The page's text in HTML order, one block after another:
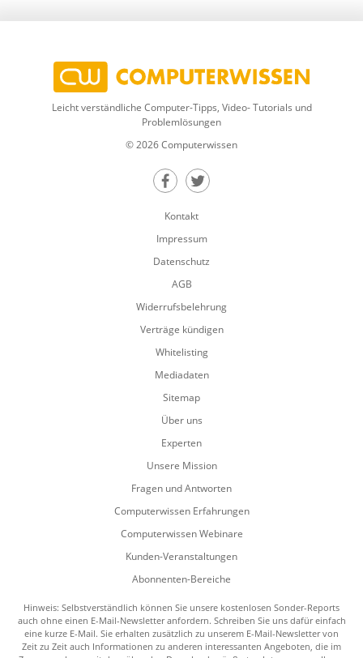
Leicht verständliche Computer-Tipps, Video- Tutorials und
Problemlösungen
© 2026 Computerwissen
Teilen auf Facebook
Teilen auf Twitter
Kontakt
Impressum
Datenschutz
AGB
Widerrufsbelehrung
Verträge kündigen
Whitelisting
Mediadaten
Sitemap
Über uns
Experten
Unsere Mission
Fragen und Antworten
Computerwissen Erfahrungen
Computerwissen Webinare
Kunden-Veranstaltungen
Abonnenten-Bereiche
Hinweis: Selbstverständlich können Sie unsere kostenlosen Sonder-Reports
auch ohne einen E-Mail-Newsletter anfordern. Schreiben Sie uns dafür einfach
eine kurze E-Mail. Sie erhalten zusätzlich zu unserem E-Mail-Newsletter von
Zeit zu Zeit auch Informationen zu anderen interessanten Angeboten, die im